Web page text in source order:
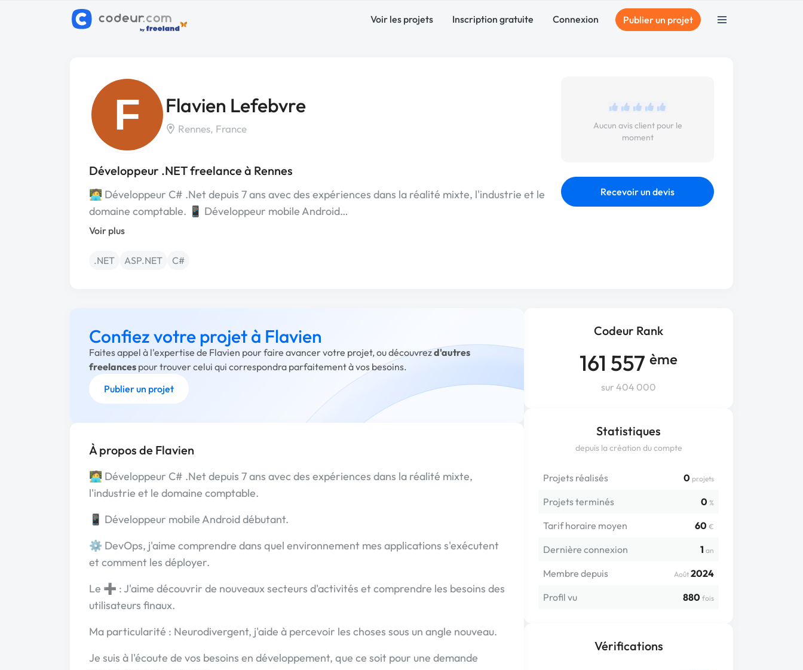
Voir les projets Inscription gratuite Connexion Publier un projet
F Flavien Lefebvre
Rennes, France
Développeur .NET freelance à Rennes
🧑‍💻 Développeur C# .Net depuis 7 ans avec des expériences dans la réalité mixte, l'industrie et le
domaine comptable. 📱 Développeur mobile Android…
Voir plus
.NET ASP.NET C#
Aucun avis client pour le
moment
Recevoir un devis
Codeur Rank
161 557 ème
sur 404 000
Statistiques
depuis la création du compte
Projets réalisés 0 projets
Projets terminés 0 %
Tarif horaire moyen 60 €
Dernière connexion 1 an
Membre depuis Août 2024
Profil vu
880 fois
Vérifications
Confiez votre projet à Flavien
Faites appel à l'expertise de Flavien pour faire avancer votre projet, ou découvrezd'autres
freelances pour trouver celui qui correspondra parfaitement à vos besoins.
Publier un projet
À propos de Flavien
🧑‍💻 Développeur C# .Net depuis 7 ans avec des expériences dans la réalité mixte,
l'industrie et le domaine comptable.
📱 Développeur mobile Android débutant.
⚙️ DevOps, j'aime comprendre dans quel environnement mes applications s'exécutent
et comment les déployer.
Le ➕ : J'aime découvrir de nouveaux secteurs d'activités et comprendre les besoins des
utilisateurs finaux.
Ma particularité : Neurodivergent, j'aide à percevoir les choses sous un angle nouveau.
Je suis à l'écoute de vos besoins en développement, que ce soit pour une demande